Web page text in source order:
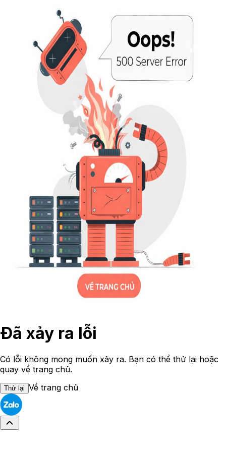
Đã xảy ra lỗi
Có lỗi không mong muốn xảy ra. Bạn có thể thử lại hoặc
quay về trang chủ.
Thử lại Về trang chủ